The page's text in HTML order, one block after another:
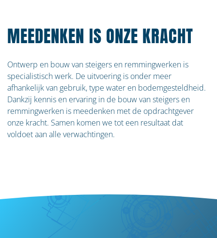
OVER VEGTER WATERBOUW
Home
Over ons
Certificeringen
MEEDENKEN IS ONZE KRACHT
Ontwerp en bouw van steigers en remmingwerken is
specialistisch werk. De uitvoering is onder meer
afhankelijk van gebruik, type water en bodemgesteldheid.
Dankzij kennis en ervaring in de bouw van steigers en
remmingwerken is meedenken met de opdrachtgever
onze kracht. Samen komen we tot een resultaat dat
voldoet aan alle verwachtingen.